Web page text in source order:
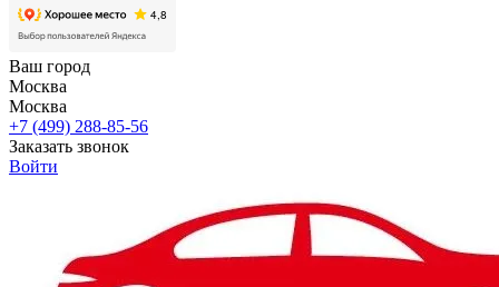
Ваш город
Москва
Москва
+7 (499) 288-85-56
Заказать звонок
Войти